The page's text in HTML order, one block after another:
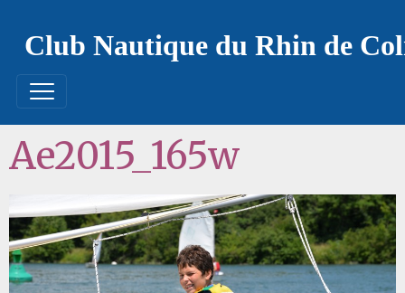
Club Nautique du Rhin de
Ae2015_165w